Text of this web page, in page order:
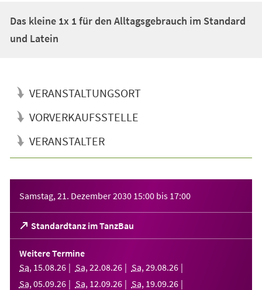
Das kleine 1x 1 für den Alltagsgebrauch im Standard
und Latein
VERANSTALTUNGSORT
VORVERKAUFSSTELLE
VERANSTALTER
Samstag, 21. Dezember 2030 15:00 bis 17:00
Standardtanz im TanzBau
(Öffnet
in
einem
neuen
Tab)
Weitere Termine
Sa, 15.08.26 Sa, 22.08.26 Sa, 29.08.26
Sa, 05.09.26 Sa, 12.09.26 Sa, 19.09.26